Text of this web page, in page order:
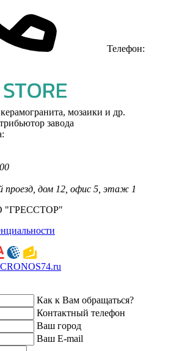
Телефон:
мозаики и др.
завода
проезд, дом 12, офис 5, этаж 1
"ГРЕССТОР"
CRONOS74.ru
Как к Вам обращаться?
Контактный телефон
Ваш город
Ваш E-mail